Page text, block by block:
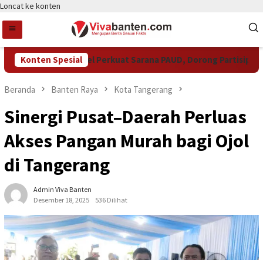
Loncat ke konten
Konten Spesial
Pemkot Tangsel Perkuat Sarana PAUD, Dorong Partisipasi
Beranda Banten Raya Kota Tangerang
Sinergi Pusat–Daerah Perluas
Akses Pangan Murah bagi Ojol
di Tangerang
Admin Viva Banten
Desember 18, 2025
536 Dilihat